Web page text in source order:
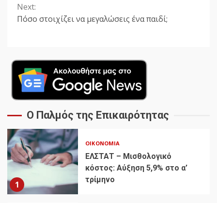
Next:
Πόσο στοιχίζει να μεγαλώσεις ένα παιδί;
Ο Παλμός της Επικαιρότητας
1
ΟΙΚΟΝΟΜΊΑ
ΕΛΣΤΑΤ – Μισθολογικό
κόστος: Αύξηση 5,9% στο α’
τρίμηνο